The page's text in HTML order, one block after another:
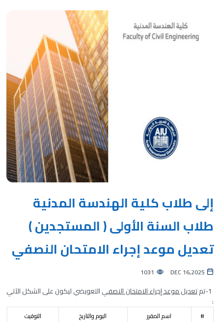
Next
إلى طلاب كلية الهندسة المدنية
طلاب السنة الأولى ( المستجدين )
تعديل موعد إجراء الامتحان النصفي
DEC 16,2025
1031
1-تم تعديل موعد إجراء الامتحان النصفيالتعويضي ليكون على الشكل الآتي
:
# اسم المقرر اليوم والتاريخ
التوقيت